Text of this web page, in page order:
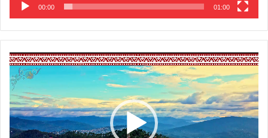
00:00 01:00
Video
Player